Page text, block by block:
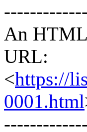
An HTML
URL:
<https://
0001.html